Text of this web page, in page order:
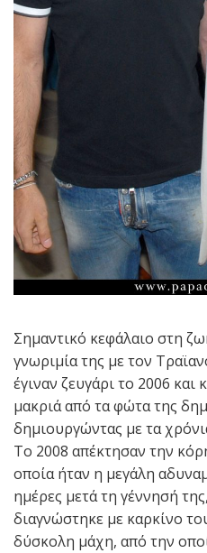
Σημαντικό κεφάλαιο στη
γνωριμία της με τον
έγιναν ζευγάρι το 2006
μακριά από τα φώτα της
δημιουργώντας με τα
Το 2008 απέκτησαν την
οποία ήταν η μεγάλη
ημέρες μετά τη γέννησή
διαγνώστηκε με καρκίνο
δύσκολη μάχη, από την